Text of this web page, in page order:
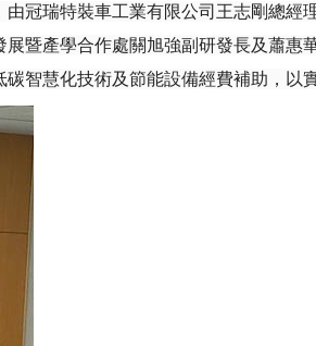
冠瑞特裝車工業有限公司王志剛總經
暨產學合作處關旭強副研發長及蕭惠
智慧化技術及節能設備經費補助，以